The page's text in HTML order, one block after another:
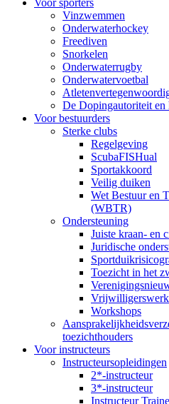
Voor sporters
Vinzwemmen
Onderwaterhockey
Freediven
Snorkelen
Onderwaterrugby
Onderwatervoetbal
De Dopingautoriteit en
Voor bestuurders
Sterke clubs
Regelgeving
ScubaFISHual
Sportakkoord
Veilig duiken
Wet Bestuur en
(WBTR)
Ondersteuning
Juiste kraan- en
Juridische
Toezicht in het
Workshops
toezichthouders
Voor instructeurs
Instructeursopleidingen
2*-instructeur
3*-instructeur
Instructeur